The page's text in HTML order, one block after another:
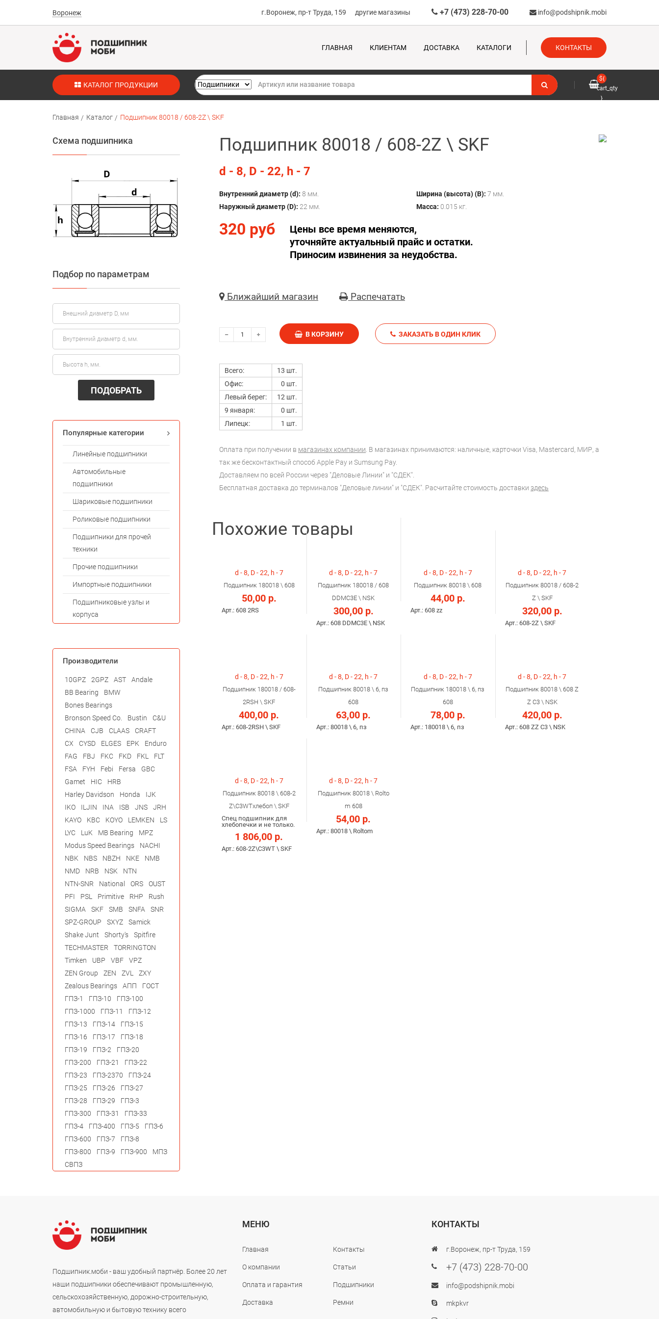
Воронеж г.Воронеж, пр-т Труда, 159 другие магазины +7 (473) 228-70-00 info@podshipnik.mobi
ГЛАВНАЯ КЛИЕНТАМ ДОСТАВКА КАТАЛОГИ КОНТАКТЫ
КАТАЛОГ ПРОДУКЦИИ
${
cart_qty
}
Главная Каталог Подшипник 80018 / 608-2Z \ SKF
Подшипник 80018 / 608-2Z \ SKF
d - 8, D - 22, h - 7
Внутренний диаметр (d): 8 мм.
Наружный диаметр (D): 22 мм.
Ширина (высота) (B): 7 мм.
Масса: 0.015 кг.
320 руб
Цены все время меняются,
уточняйте актуальный прайс и остатки.
Приносим извинения за неудобства.
Ближайший магазин Распечатать
В КОРЗИНУ ЗАКАЗАТЬ В ОДИН КЛИК
Всего:
13 шт.
Офис:
0 шт.
Левый берег:
12 шт.
9 января:
0 шт.
Липецк:
1 шт.
Оплата при получении в магазинах компании. В магазинах принимаются: наличные, карточки Visa, Mastercard, МИР, а
так же бесконтактный способ Apple Pay и Sumsung Pay.
Доставляем по всей России через "Деловые Линии" и "СДЕК".
Бесплатная доставка до терминалов "Деловые линии" и "СДЕК". Расчитайте стоимость доставки здесь
Похожие товары
d - 8, D - 22, h - 7
Подшипник 180018 \ 608
50,00 р.
Арт.: 608 2RS
d - 8, D - 22, h - 7
Подшипник 180018 / 608
DDMC3E \ NSK
300,00 р.
Арт.: 608 DDMC3E \ NSK
d - 8, D - 22, h - 7
Подшипник 80018 \ 608
44,00 р.
Арт.: 608 zz
d - 8, D - 22, h - 7
Подшипник 80018 / 608-2
Z \ SKF
320,00 р.
Арт.: 608-2Z \ SKF
d - 8, D - 22, h - 7
Подшипник 180018 / 608-
2RSH \ SKF
400,00 р.
Арт.: 608-2RSH \ SKF
d - 8, D - 22, h - 7
Подшипник 80018 \ 6, пз
608
63,00 р.
Арт.: 80018 \ 6, пз
d - 8, D - 22, h - 7
Подшипник 180018 \ 6, пз
608
78,00 р.
Арт.: 180018 \ 6, пз
d - 8, D - 22, h - 7
Подшипник 80018 \ 608 Z
Z C3 \ NSK
420,00 р.
Арт.: 608 ZZ C3 \ NSK
d - 8, D - 22, h - 7
Подшипник 80018 \ 608-2
Z\С3WTхлебоп \ SKF
Cпец подшипник для
хлебопечки и не только.
1 806,00 р.
Арт.: 608-2Z\С3WT \ SKF
d - 8, D - 22, h - 7
Подшипник 80018 \ Rolto
m 608
54,00 р.
Арт.: 80018 \ Roltom
Схема подшипника
Подбор по параметрам
ПОДОБРАТЬ
Популярные категории
Линейные подшипники
Автомобильные
подшипники
Шариковые подшипники
Роликовые подшипники
Подшипники для прочей
техники
Прочие подшипники
Импортные подшипники
Подшипниковые узлы и
корпуса
Производители
10GPZ 2GPZ AST
Andale
BB Bearing
BMW
Bones Bearings
Bronson Speed Co.
Bustin
C&U
CHINA
CJB CLAAS
CRAFT
CX
CYSD ELGES EPK
Enduro
FAG
FBJ FKC FKD FKL
FLT
FSA
FYH Febi Fersa
GBC
Gamet
HIC
HRB
Harley Davidson
Honda
IJK
IKO
ILJIN INA ISB JNS
JRH
KAYO
KBC KOYO LEMKEN
LS
LYC
LuK MB Bearing
MPZ
Modus Speed Bearings
NACHI
NBK
NBS NBZH NKE
NMB
NMD
NRB NSK
NTN
NTN-SNR
National ORS
OUST
PFI
PSL Primitive RHP
Rush
SIGMA
SKF SMB SNFA
SNR
SPZ-GROUP
SXYZ
Samick
Shake Junt
Shorty's
Spitfire
TECHMASTER
TORRINGTON
Timken
UBP VBF
VPZ
ZEN Group
ZEN ZVL
ZXY
Zealous Bearings
АПП
ГОСТ
ГПЗ-1
ГПЗ-10
ГПЗ-100
ГПЗ-1000
ГПЗ-11
ГПЗ-12
ГПЗ-13
ГПЗ-14
ГПЗ-15
ГПЗ-16
ГПЗ-17
ГПЗ-18
ГПЗ-19
ГПЗ-2
ГПЗ-20
ГПЗ-200
ГПЗ-21
ГПЗ-22
ГПЗ-23
ГПЗ-2370
ГПЗ-24
ГПЗ-25
ГПЗ-26
ГПЗ-27
ГПЗ-28
ГПЗ-29
ГПЗ-3
ГПЗ-300
ГПЗ-31
ГПЗ-33
ГПЗ-4
ГПЗ-400 ГПЗ-5
ГПЗ-6
ГПЗ-600
ГПЗ-7
ГПЗ-8
ГПЗ-800
ГПЗ-9 ГПЗ-900
МПЗ
СВПЗ
Подшипник.моби - ваш удобный партнёр. Более 20 лет
наши подшипники обеспечивают промышленную,
сельскохозяйственную, дорожно-строительную,
автомобильную и бытовую технику всего
МЕНЮ
Главная
О компании
Оплата и гарантия
Доставка
Контакты
Статьи
Подшипники
Ремни
КОНТАКТЫ
г.Воронеж, пр-т Труда, 159
+7 (473) 228-70-00
info@podshipnik.mobi
mkpkvr